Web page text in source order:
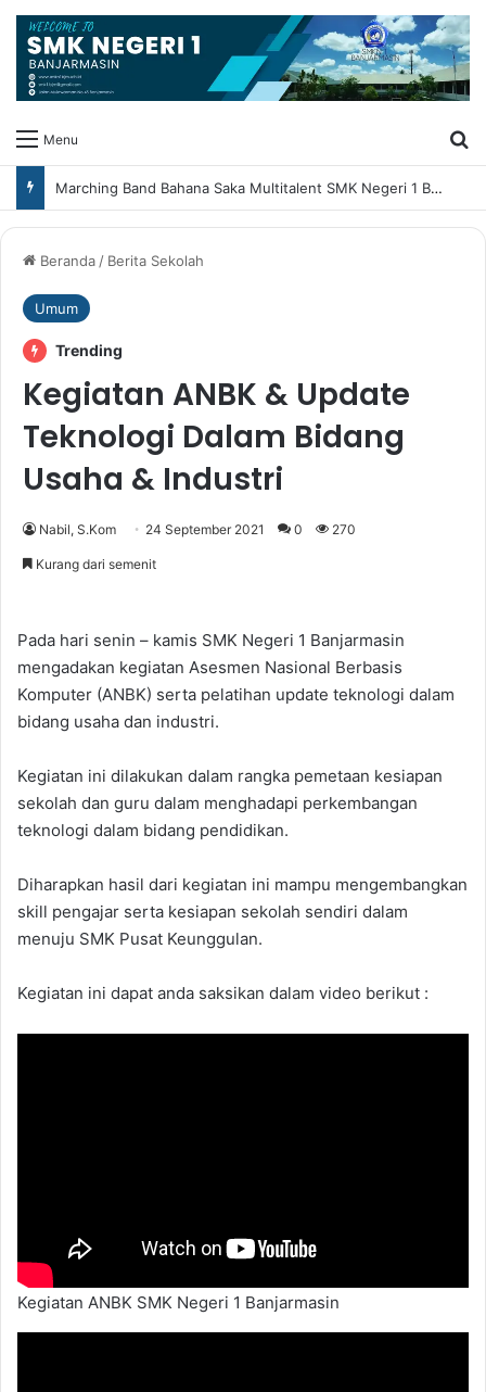
Menu
Marching Band Bahana Saka Multitalent SMK Negeri 1 Banjarmasin Borong Prestasi di Festival Borneo Marching Day 2026
Beranda/ Berita Sekolah
Umum
Trending
Kegiatan ANBK & Update
Teknologi Dalam Bidang
Usaha & Industri
Nabil, S.Kom 24 September 2021 0 270
Kurang dari semenit
Pada hari senin – kamis SMK Negeri 1 Banjarmasin
mengadakan kegiatan Asesmen Nasional Berbasis
Komputer (ANBK) serta pelatihan update teknologi dalam
bidang usaha dan industri.
Kegiatan ini dilakukan dalam rangka pemetaan kesiapan
sekolah dan guru dalam menghadapi perkembangan
teknologi dalam bidang pendidikan.
Diharapkan hasil dari kegiatan ini mampu mengembangkan
skill pengajar serta kesiapan sekolah sendiri dalam
menuju SMK Pusat Keunggulan.
Kegiatan ini dapat anda saksikan dalam video berikut :
Kegiatan ANBK SMK Negeri 1 Banjarmasin